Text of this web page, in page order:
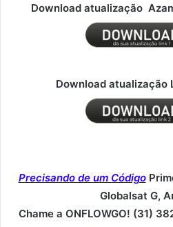
Download atualização
Download atualização
Precisando de um Código
Globalsat G,
Chame a ONFLOWGO! (31)